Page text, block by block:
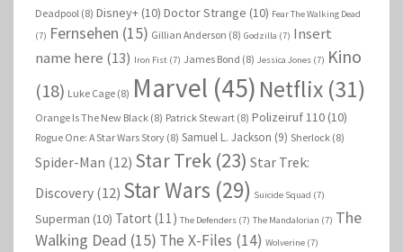
Deadpool (8) Disney+ (10) Doctor Strange (10) Fear The Walking Dead
(7) Fernsehen (15) Gillian Anderson (8) Godzilla (7) Insert
name here (13) Iron Fist (7) James Bond (8) Jessica Jones (7) Kino
(18) Luke Cage (8) Marvel (45) Netflix (31)
Orange Is The New Black (8) Patrick Stewart (8) Polizeiruf 110 (10)
Rogue One: A Star Wars Story (8) Samuel L. Jackson (9) Sherlock (8)
Spider-Man (12) Star Trek (23) Star Trek:
Discovery (12) Star Wars (29) Suicide Squad (7)
Superman (10) Tatort (11) The Defenders (7) The Mandalorian (7) The
Walking Dead (15) The X-Files (14) Wolverine (7)